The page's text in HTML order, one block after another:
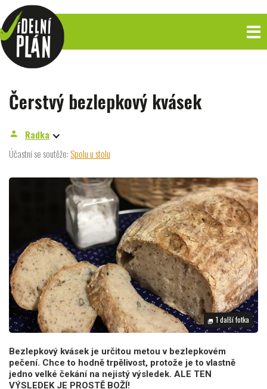
Čerstvý bezlepkový kvásek
person
Radka
Účastní se soutěže:Spolu u stolu
photo_library 1 další fotka
Bezlepkový kvásek je určitou metou v bezlepkovém
pečení. Chce to hodně trpělivost, protože je to vlastně
jedno velké čekání na nejistý výsledek. ALE TEN
VÝSLEDEK JE PROSTĚ BOŽÍ!